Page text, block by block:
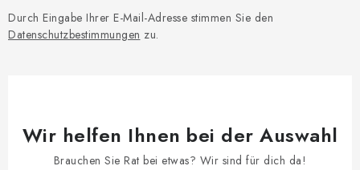
Durch Eingabe Ihrer E-Mail-Adresse stimmen Sie den
Datenschutzbestimmungen zu.
Wir helfen Ihnen bei der Auswahl
Brauchen Sie Rat bei etwas? Wir sind für dich da!